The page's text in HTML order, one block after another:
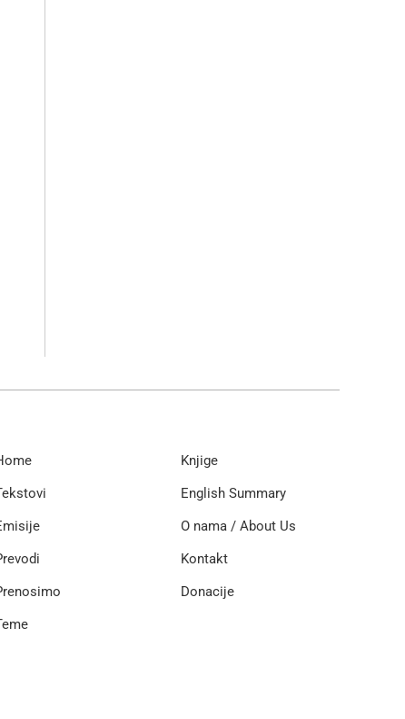
Knjige
English Summary
O nama / About Us
Kontakt
Donacije